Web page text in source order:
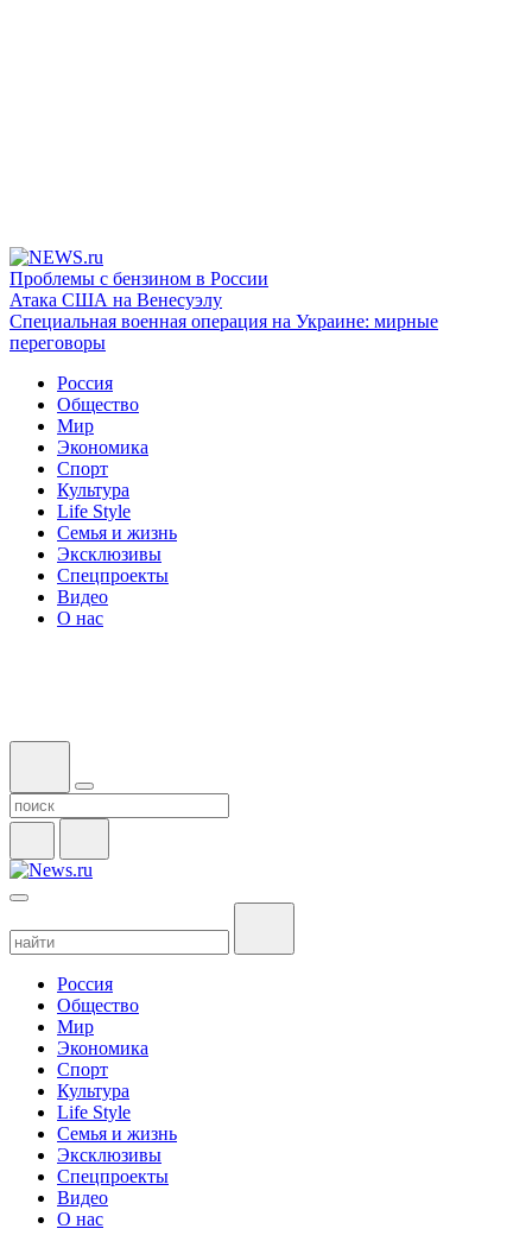
Проблемы с бензином в России
Атака США на Венесуэлу
Специальная военная операция на Украине: мирные
переговоры
Россия
Общество
Мир
Экономика
Спорт
Культура
Life Style
Семья и жизнь
Эксклюзивы
Спецпроекты
Видео
О нас
Россия
Общество
Мир
Экономика
Спорт
Культура
Life Style
Семья и жизнь
Эксклюзивы
Спецпроекты
Видео
О нас